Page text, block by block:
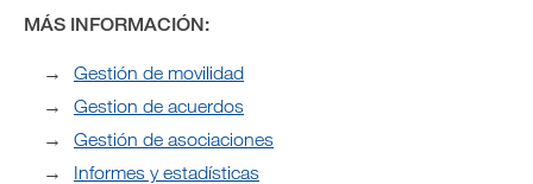
MÁS INFORMACIÓN:
Gestión de movilidad
Gestion de acuerdos
Gestión de asociaciones
Informes y estadísticas